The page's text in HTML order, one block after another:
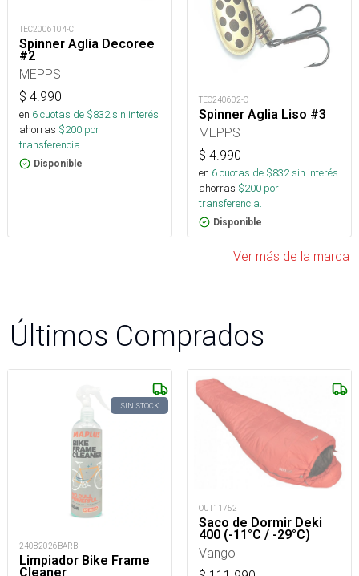
TEC2006104-C
Spinner Aglia Decoree
#2
MEPPS
$ 4.990
en 6cuotas de $832sin interés
ahorras $200 por
transferencia.
Disponible
TEC240602-C
Spinner Aglia Liso #3
MEPPS
$ 4.990
en 6cuotas de $832sin interés
ahorras $200 por
transferencia.
Disponible
Ver más de la marca
Últimos Comprados
SIN STOCK
24082026BARB
Limpiador Bike Frame
Cleaner
OUT11752
Saco de Dormir Deki
400 (-11°C / -29°C)
Vango